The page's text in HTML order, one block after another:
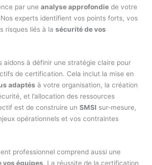
par uneanalyse approfondie de votre
experts identifient vos points forts, vos
risques liés à lasécurité de vos
aidons à définir une stratégie claire pour
de certification. Cela inclut la mise en
adaptés à votre organisation, la création
et l’allocation des ressources
est de construire unSMSI sur-mesure,
opérationnels et vos contraintes
professionnel comprend aussi une
vos équipes. La réussite de la certification